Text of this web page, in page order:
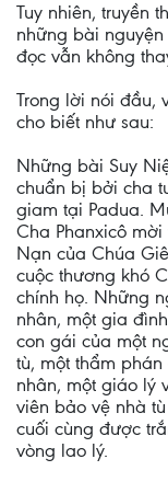
Tuy nhiên, truyền
những bài
đọc vẫn không
Trong lời nói đầu,
cho biết như sau:
Những bài Suy
chuẩn bị bởi cha
giam tại Padua.
Cha Phanxicô
Nạn của Chúa
cuộc thương khó
chính họ. Những
nhân, một gia
con gái của một
tù, một thẩm
nhân, một giáo lý
viên bảo vệ nhà
cuối cùng được
vòng lao lý.